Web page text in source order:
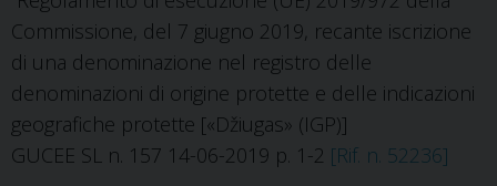
Commissione, del 7 giugno 2019, recante iscrizione
di una denominazione nel registro delle
denominazioni di origine protette e delle indicazioni
geografiche protette [«Džiugas» (IGP)]
GUCEE SL n. 157 14-06-2019 p. 1-2 [Rif. n. 52236]